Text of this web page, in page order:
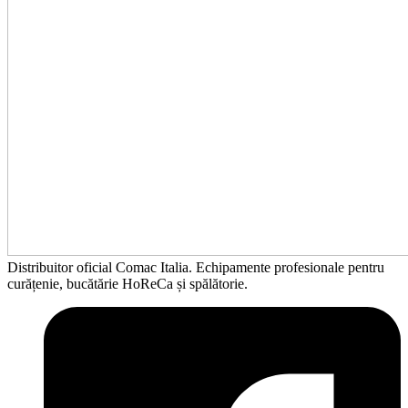
Distribuitor oficial Comac Italia. Echipamente profesionale pentru
curățenie, bucătărie HoReCa și spălătorie.